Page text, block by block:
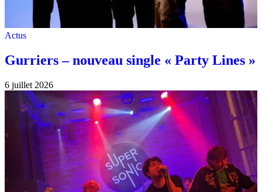
Actus
Gurriers – nouveau single « Party Lines »
6 juillet 2026